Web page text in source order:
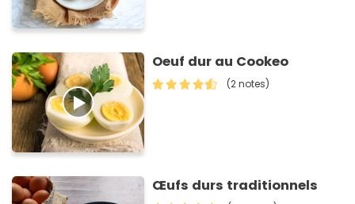
Oeuf dur au Cookeo
(2 notes)
Œufs durs traditionnels